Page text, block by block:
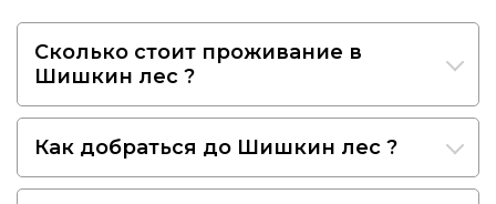
Сколько стоит проживание в
Шишкин лес ?
Как добраться до Шишкин лес ?